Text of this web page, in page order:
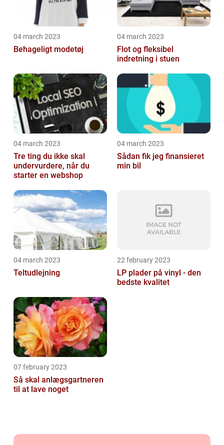
04 march 2023
Behageligt modetøj
04 march 2023
Flot og fleksibel
indretning i stuen
04 march 2023
Tre ting du ikke skal
undervurdere, når du
starter en webshop
04 march 2023
Sådan fik jeg finansieret
min bil
04 march 2023
Teltudlejning
22 february 2023
LP plader på vinyl - den
bedste kvalitet
07 february 2023
Så skal anlægsgartneren
til at lave noget